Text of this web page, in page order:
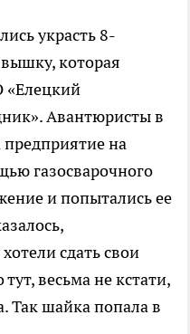
украсть 8-
которая
«Елецкий
Авантюристы в
предприятие на
газосварочного
и попытались ее
сдать свои
весьма не кстати,
Так шайка попала в